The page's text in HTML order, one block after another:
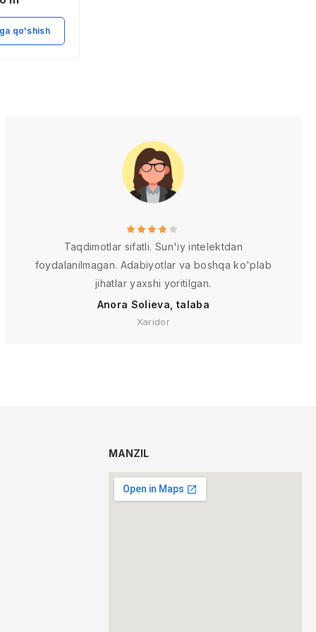
qo'shish
Taqdimotlar sifatli. Sun'iy intelektdan
foydalanilmagan. Adabiyotlar va boshqa ko'plab
jihatlar yaxshi yoritilgan.
Anora Solieva, talaba
Xaridor
MANZIL